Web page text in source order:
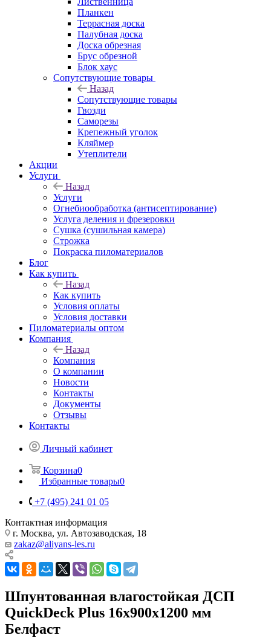
Планкен
Террасная доска
Палубная доска
Доска обрезная
Брус обрезной
Блок хаус
Сопутствующие товары
Назад
Сопутствующие товары
Гвозди
Саморезы
Крепежный уголок
Кляймер
Утеплители
Акции
Услуги
Назад
Услуги
Огнебиообработка (антисептирование)
Услуга деления и фрезеровки
Сушка (сушильная камера)
Строжка
Покраска пиломатериалов
Блог
Как купить
Назад
Как купить
Условия оплаты
Условия доставки
Пиломатериалы оптом
Компания
Назад
Компания
О компании
Новости
Контакты
Документы
Отзывы
Контакты
Личный кабинет
Корзина0
Избранные товары0
+7 (495) 241 01 05
Контактная информация
г. Москва, ул. Автозаводская, 18
zakaz@aliyans-les.ru
Шпунтованная влагостойкая ДСП
QuickDeck Plus 16х900х1200 мм
Белфаст